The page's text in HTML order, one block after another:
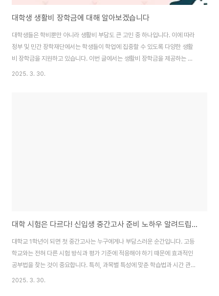
대학생 생활비 장학금에 대해 알아보겠습니다
대학생들은 학비뿐만 아니라 생활비 부담도 큰 고민 중 하나입니다. 이에 따라
정부 및 민간 장학재단에서는 학생들이 학업에 집중할 수 있도록 다양한 생활
비 장학금을 지원하고 있습니다. 이번 글에서는 생활비 장학금을 제공하는 주
요 장학재단, 지원 대상, 그리고 금액에 대해 자세히 알아보겠습니다.🏛 주요
2025. 3. 30.
대학 시험은 다르다! 신입생 중간고사 준비 노하우 알려드립니다
대학교 1학년이 되면 첫 중간고사는 누구에게나 부담스러운 순간입니다. 고등
학교와는 전혀 다른 시험 방식과 평가 기준에 적응해야 하기 때문에 효과적인
공부법을 찾는 것이 중요합니다. 특히, 과목별 특성에 맞춘 학습법과 시간 관리
가 핵심입니다. 본 글에서는 새내기들이 중간고사에서 좋은 성적을 받을 수 있
2025. 3. 30.